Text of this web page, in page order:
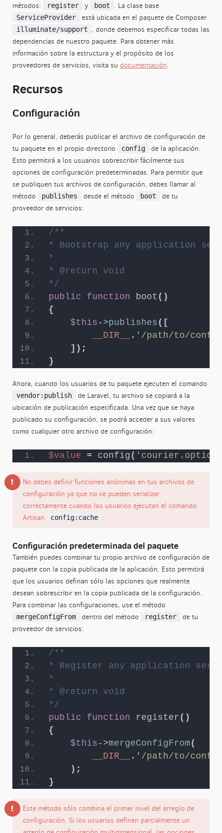
métodos: register y boot . La clase base
ServiceProvider está ubicada en el paquete de Composer
illuminate/support
, donde debemos especificar todas las
dependencias de nuestro paquete. Para obtener más
información sobre la estructura y el propósito de los
proveedores de servicios, visita su documentación.
Recursos
Configuración
Por lo general, deberás publicar el archivo de configuración de
tu paquete en el propio directorio
config
de la aplicación.
Esto permitirá a los usuarios sobrescribir fácilmente sus
opciones de configuración predeterminadas. Para permitir que
se publiquen tus archivos de configuración, debes llamar al
método
publishes desde el método boot
de tu
proveedor de servicios:
/**
* Bootstrap any application
*
* @return void
*/
public
function boot ()
{
$this ->publishes ([
__DIR__
. '/path/to/
]) ;
}
Ahora, cuando los usuarios de tu paquete ejecuten el comando
vendor:publish
de Laravel, tu archivo se copiará a la
ubicación de publicación especificada. Una vez que se haya
publicado su configuración, se podrá acceder a sus valores
como cualquier otro archivo de configuración:
$value = config (
No debes definir funciones anónimas en tus archivos de
configuración ya que no se pueden serializar
correctamente cuando los usuarios ejecutan el comando
Artisan
config:cache .
Configuración predeterminada del paquete
También puedes combinar tu propio archivo de configuración de
paquete con la copia publicada de la aplicación. Esto permitirá
que los usuarios definan sólo las opciones que realmente
desean sobrescribir en la copia publicada de la configuración.
Para combinar las configuraciones, use el método
mergeConfigFrom dentro del método register
de tu
proveedor de servicios:
/**
* Register any application
*
* @return void
*/
public
function register ()
{
$this ->mergeConfigFrom (
__DIR__
. '/path/to/
) ;
}
Este método sólo combina el primer nivel del arreglo de
configuración. Si los usuarios definen parcialmente un